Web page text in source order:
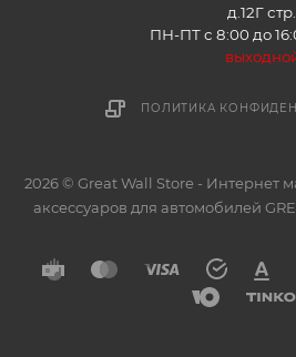
д.12Г
ПН-ПТ с 8:00 до
в
ПОЛИТИКА
2026 © Great Wall Store - Интернет
аксессуаров для автомобилей